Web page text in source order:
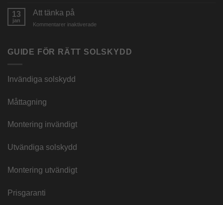
13
jan
Att tänka på
Kommentarer inaktiverade
på
GUIDE FÖR RÄTT SOLSKYDD
Invändiga solskydd
Måttagning
Montering invändigt
Utvändiga solskydd
Montering utvändigt
Prisgaranti